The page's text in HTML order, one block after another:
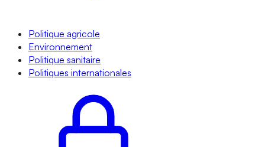
Politique agricole
Environnement
Politique sanitaire
Politiques internationales